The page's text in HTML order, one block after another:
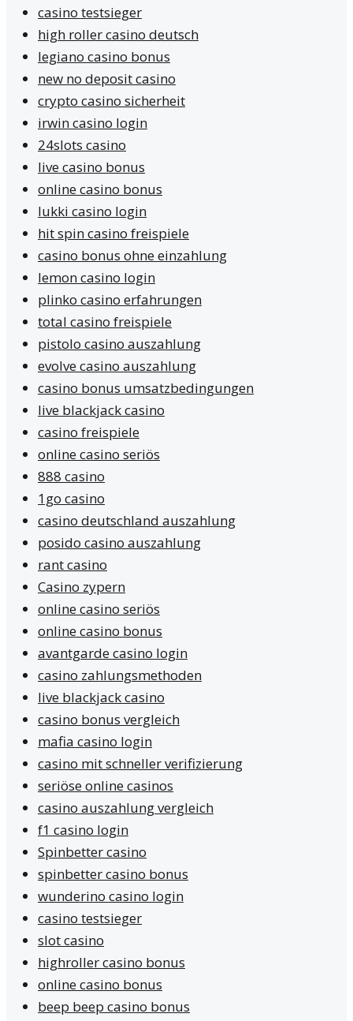
casino testsieger
high roller casino deutsch
legiano casino bonus
new no deposit casino
crypto casino sicherheit
irwin casino login
24slots casino
live casino bonus
online casino bonus
lukki casino login
hit spin casino freispiele
casino bonus ohne einzahlung
lemon casino login
plinko casino erfahrungen
total casino freispiele
pistolo casino auszahlung
evolve casino auszahlung
casino bonus umsatzbedingungen
live blackjack casino
casino freispiele
online casino seriös
888 casino
1go casino
casino deutschland auszahlung
posido casino auszahlung
rant casino
Casino zypern
online casino seriös
online casino bonus
avantgarde casino login
casino zahlungsmethoden
live blackjack casino
casino bonus vergleich
mafia casino login
casino mit schneller verifizierung
seriöse online casinos
casino auszahlung vergleich
f1 casino login
Spinbetter casino
spinbetter casino bonus
wunderino casino login
casino testsieger
slot casino
highroller casino bonus
online casino bonus
beep beep casino bonus